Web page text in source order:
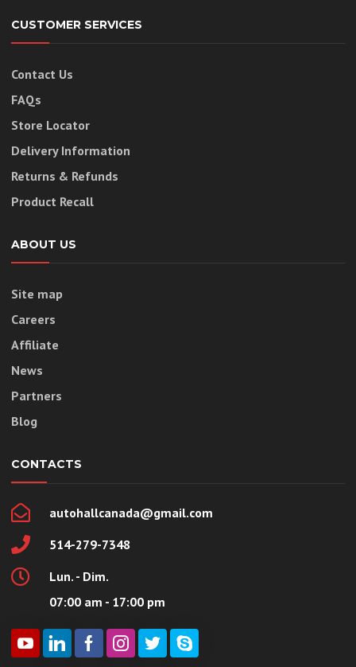
CUSTOMER SERVICES
Contact Us
FAQs
Store Locator
Delivery Information
Returns & Refunds
Product Recall
ABOUT US
Site map
Careers
Affiliate
News
Partners
Blog
CONTACTS
autohallcanada@gmail.com
514-279-7348
Lun. - Dim.
07:00 am - 17:00 pm